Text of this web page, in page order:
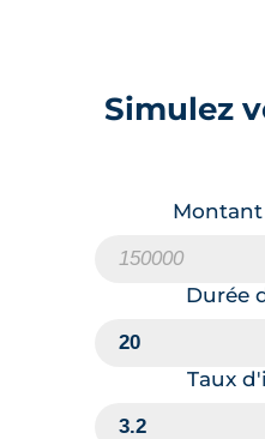
Simulez
Durée
Taux